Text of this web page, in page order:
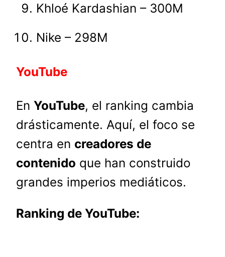
Khloé Kardashian – 300M
Nike – 298M
YouTube
En YouTube, el ranking cambia
drásticamente. Aquí, el foco se
centra en creadores de
contenido que han construido
grandes imperios mediáticos.
Ranking de YouTube: